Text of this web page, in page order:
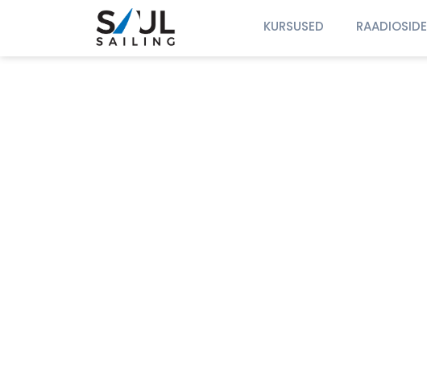
KURSUSED RAADIOSIDE